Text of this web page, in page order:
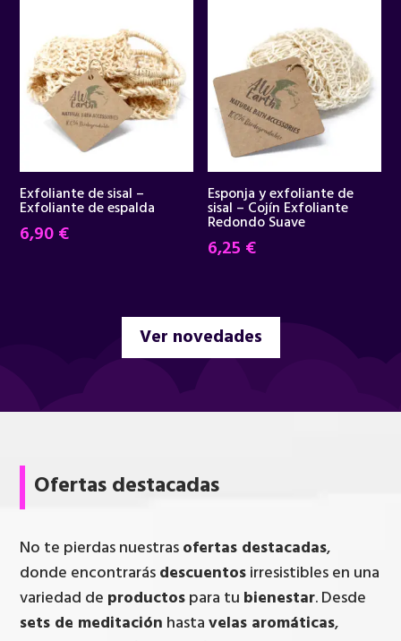
34,95 €.29,90 €.
Exfoliante de sisal –
Exfoliante de espalda
6,90€
Esponja y exfoliante de
sisal – Cojín Exfoliante
Redondo Suave
6,25 €
Ver novedades
Ofertas destacadas
No te pierdas nuestrasofertas destacadas,
donde encontrarásdescuentosirresistibles en una
variedad de productospara tu bienestar. Desde
sets de meditación hastavelas aromáticas,